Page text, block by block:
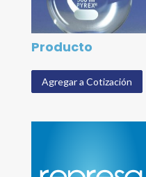
Producto
Agregar a Cotización